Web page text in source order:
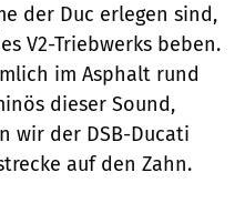
der Duc erlegen sind,
V2-Triebwerks beben.
im Asphalt rund
dieser Sound,
wir der DSB-Ducati
auf den Zahn.